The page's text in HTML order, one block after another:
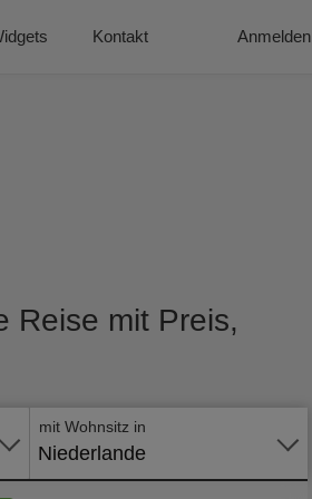
Kontakt Anmelden
Reise mit Preis,
mit Wohnsitz in
Niederlande